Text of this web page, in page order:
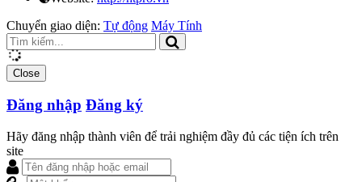
Chuyển giao diện: Tự động Máy Tính
Close
Đăng nhập Đăng ký
Hãy đăng nhập thành viên để trải nghiệm đầy đủ các tiện ích trên
site